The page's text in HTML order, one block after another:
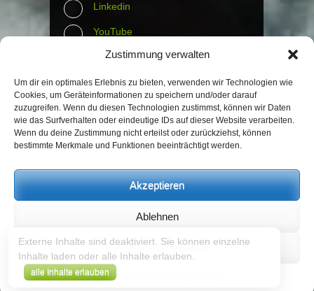
Zustimmung verwalten
Um dir ein optimales Erlebnis zu bieten, verwenden wir Technologien wie
Cookies, um Geräteinformationen zu speichern und/oder darauf
zuzugreifen. Wenn du diesen Technologien zustimmst, können wir Daten
wie das Surfverhalten oder eindeutige IDs auf dieser Website verarbeiten.
Wenn du deine Zustimmung nicht erteilst oder zurückziehst, können
bestimmte Merkmale und Funktionen beeinträchtigt werden.
Akzeptieren
Ablehnen
Einstellungen ansehen
Datenschutzerklärung
Linkedin
YouTube
Instagram
Tumblr
Contact Info
Email : info@the-wall-net.org
except where otherwise quoted.
Datenschutz|Impressum|
Registriert in
Externe Inhalte sind deaktiviert. Sie können einzelne
Inhalte laden oder alle Inhalte erlauben.
alle Inhalte erlauben